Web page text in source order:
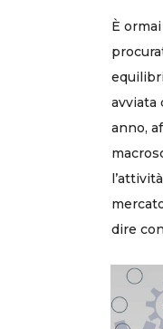
È
avviata
anno,
dire